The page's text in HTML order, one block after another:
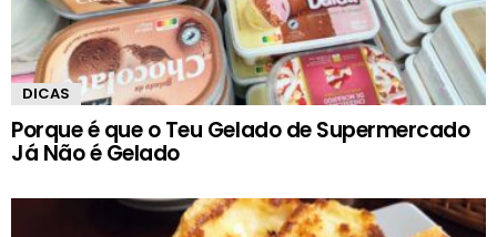
DICAS
Porque é que o Teu Gelado de Supermercado
Já Não é Gelado